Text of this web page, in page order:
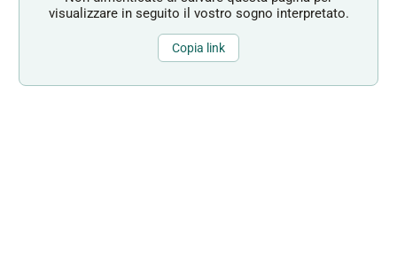
visualizzare in seguito il vostro sogno interpretato.
Copia link